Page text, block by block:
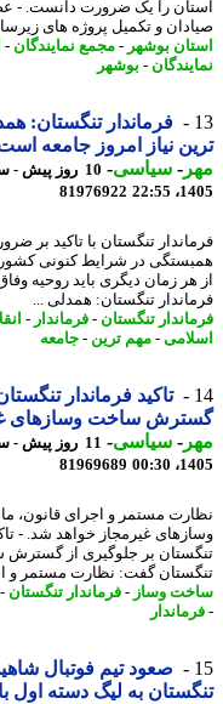
را یک ضرورت دانست. - عضو
و تکمیل پروژه های
بوشهر-مجمع نمایندگان-
-بوشهر
فرماندار تنگستان:
نیاز امروز جامعه است
-سیاسی-
81976922
تنگستان با تاکید بر
در شرایط کنونی کشور،
زمان دیگری باید روحیه وفاق،
تنگستان: همدلی ...
تنگستان-فرماندار-انقلاب
-مهم ترین- جامعه
تاکید فرماندار تنگستان
ساخت وسازهای
-سیاسی-
81969689
مستمر و اجرای قانون،
غیرمجاز خواهد شد. - تاکید
بر جلوگیری از گسترش
گفت: نظارت مستمر و اجرای
وساز-فرماندار تنگستان-
صعود تیم فوتبال شاهین
به لیگ دسته اول